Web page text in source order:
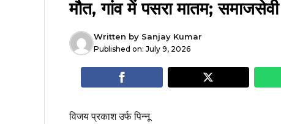
मौत, गांव में पसरा मातम;
Written by Sanjay Kumar
Published on: July 9, 2026
विजय प्रकाश उर्फ पिन्नू